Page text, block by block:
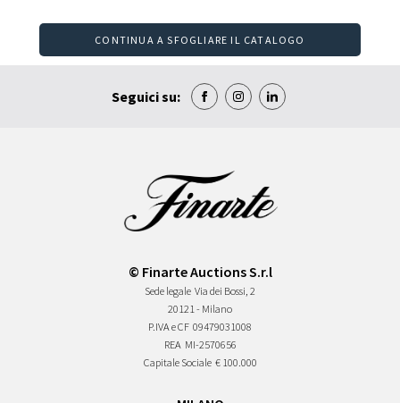
CONTINUA A SFOGLIARE IL CATALOGO
Seguici su:
© Finarte Auctions S.r.l
Sede legale Via dei Bossi, 2
20121 - Milano
P.IVA e CF 09479031008
REA MI-2570656
Capitale Sociale € 100.000